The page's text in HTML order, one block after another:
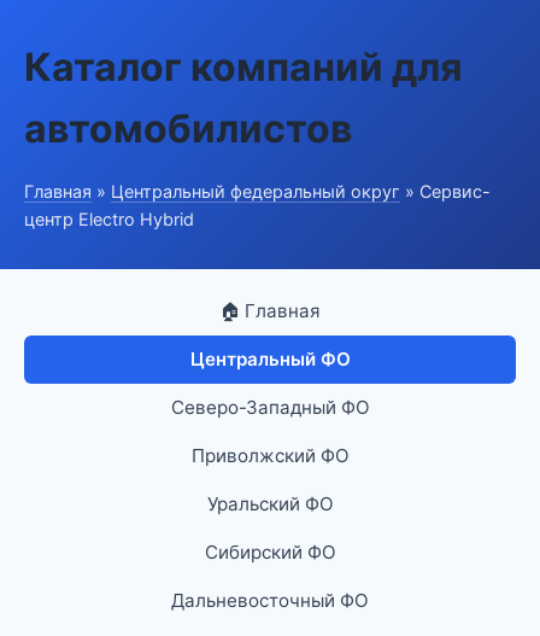
Каталог компаний для
автомобилистов
Главная » Центральный федеральный округ » Сервис-
центр Electro Hybrid
🏠 Главная
Центральный ФО
Северо-Западный ФО
Приволжский ФО
Уральский ФО
Сибирский ФО
Дальневосточный ФО